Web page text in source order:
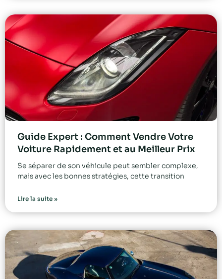
Guide Expert : Comment Vendre Votre
Voiture Rapidement et au Meilleur Prix
Se séparer de son véhicule peut sembler complexe,
mais avec les bonnes stratégies, cette transition
Lire la suite »